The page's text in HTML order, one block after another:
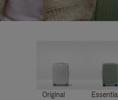
Original
Essential